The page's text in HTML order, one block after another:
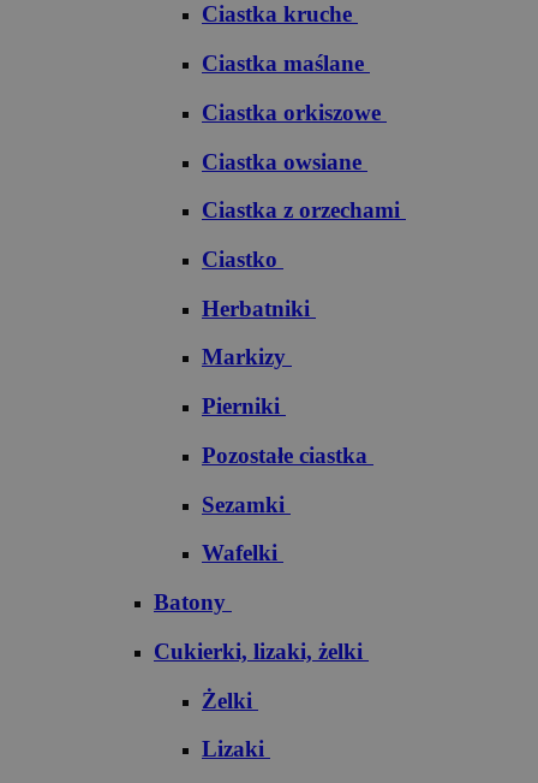
Ciastka kruche
Ciastka maślane
Ciastka orkiszowe
Ciastka owsiane
Ciastka z orzechami
Ciastko
Herbatniki
Markizy
Pierniki
Pozostałe ciastka
Sezamki
Wafelki
Batony
Cukierki, lizaki, żelki
Żelki
Lizaki